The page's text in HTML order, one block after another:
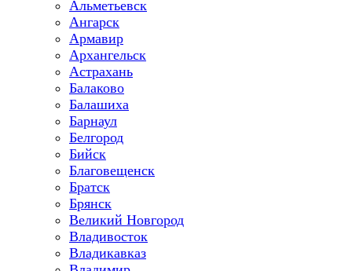
Альметьевск
Ангарск
Армавир
Архангельск
Астрахань
Балаково
Балашиха
Барнаул
Белгород
Бийск
Благовещенск
Братск
Брянск
Великий Новгород
Владивосток
Владикавказ